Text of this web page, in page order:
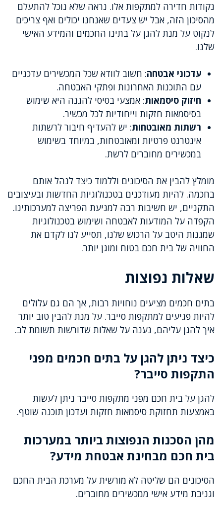
נקודות חדירה למתקפות אלו. נראה שלא נוכל להתעלם
מהסיכון הזה, אבל יש צעדים שאנחנו יכולים ואף צריכים
לנקוט על מנת להגן על בתינו החכמים והמידע האישי
שלנו.
עדכוני אבטחה: חשוב לוודא שכל המכשירים עדכניים
עם התוכנות האחרונות ופתקי האבטחה.
חיזוק סיסמאות: אמצעי בסיסי להגנה היא שימוש
בסיסמאות חזקות וייחודיות לכל מכשיר.
רשתות מאובטחות: יש להעדיף חיבור לרשתות
אינטרנט פרטיות ומאובטחות, במיוחד בשימוש
במכשירים מחוברים לרשת.
מומלץ להבין את הסיכונים וללמוד כיצד לנהל אותם
בחכמה. להיות מעודכנים בטכנולוגיות החדשות ובעיצובים
התקניים, יש חשיבות רבה למניעת הפריצה למערכותינו.
הקפדה על המודעות לאבטחה ושימוש בטכנולוגיות
שמגנות היטב על הרכוש שלנו, תסייע לנו לקדם את
החוויה של בית חכם בטוח ומוגן יותר.
שאלות נפוצות
בתים חכמים מציעים נוחויות רבות, אך הם גם עלולים
להיות פגיעים למתקפות סייבר. על מנת להבין טוב יותר
איך להגן עליהם, נענה על שאלות שדורשות תשומת לב.
כיצד ניתן להגן על בתים חכמים מפני
התקפות סייבר?
להגן על בית חכם מפני מתקפות סייבר ניתן לעשות
באמצעות תחזוקת סיסמאות חזקות ועדכון תוכנה שוטף.
מהן הסכנות הנפוצות ביותר במערכות
בית חכם מבחינת אבטחת מידע?
הסיכונים הם שליטה לא מורשית על מערכת הבית החכם
וגניבת מידע אישי ממכשירים מחוברים.